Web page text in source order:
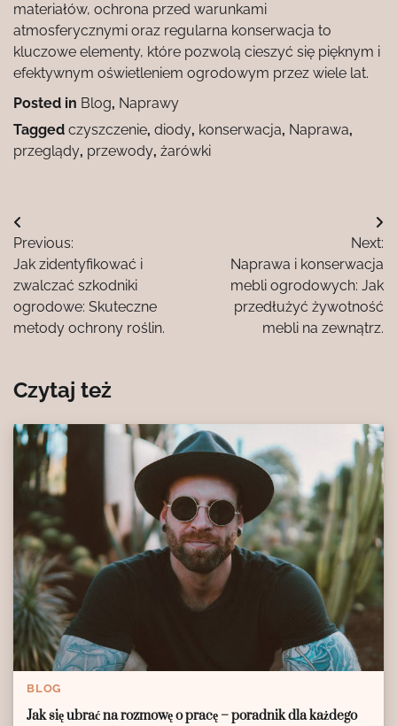
materiałów, ochrona przed warunkami
atmosferycznymi oraz regularna konserwacja to
kluczowe elementy, które pozwolą cieszyć się pięknym i
efektywnym oświetleniem ogrodowym przez wiele lat.
Posted in Blog, Naprawy
Tagged czyszczenie, diody, konserwacja, Naprawa,
przeglądy, przewody, żarówki
Nawigacja
wpisu
Previous:
Jak zidentyfikować i
zwalczać szkodniki
ogrodowe: Skuteczne
metody ochrony roślin.
Next:
Naprawa i konserwacja
mebli ogrodowych: Jak
przedłużyć żywotność
mebli na zewnątrz.
Czytaj też
BLOG
Jak się ubrać na rozmowę o pracę – poradnik dla każdego